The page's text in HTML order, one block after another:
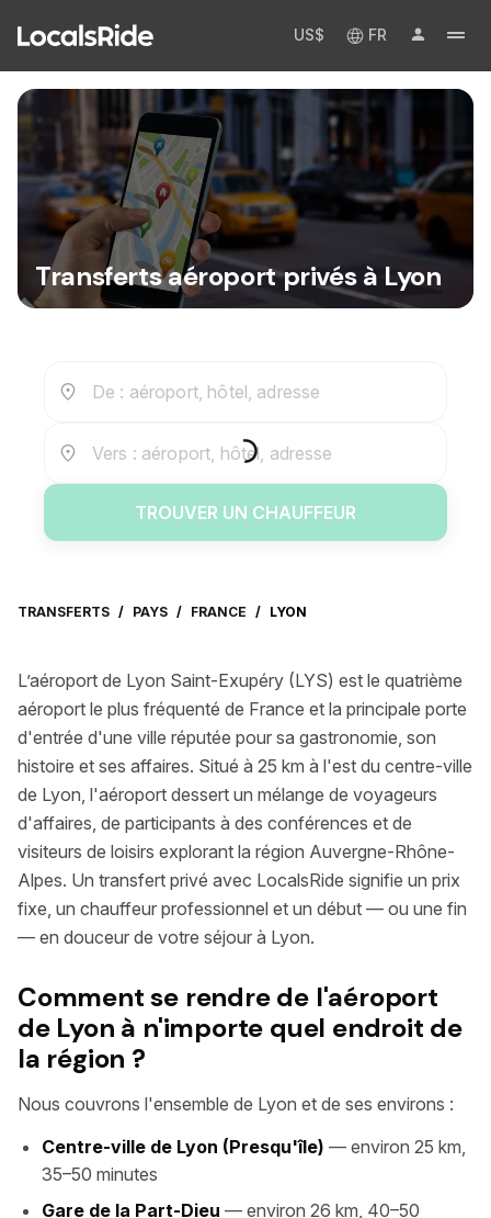
US$ FR
Transferts aéroport privés à Lyon
De : aéroport, hôtel, adresse
Vers : aéroport, hôtel, adresse
TROUVER UN CHAUFFEUR
TRANSFERTS / PAYS / FRANCE / LYON
L’aéroport de Lyon Saint-Exupéry (LYS) est le quatrième
aéroport le plus fréquenté de France et la principale porte
d'entrée d'une ville réputée pour sa gastronomie, son
histoire et ses affaires. Situé à 25 km à l'est du centre-ville
de Lyon, l'aéroport dessert un mélange de voyageurs
d'affaires, de participants à des conférences et de
visiteurs de loisirs explorant la région Auvergne-Rhône-
Alpes. Un transfert privé avec LocalsRide signifie un prix
fixe, un chauffeur professionnel et un début — ou une fin
— en douceur de votre séjour à Lyon.
Comment se rendre de l'aéroport
de Lyon à n'importe quel endroit de
la région ?
Nous couvrons l'ensemble de Lyon et de ses environs :
Centre-ville de Lyon (Presqu'île) — environ 25 km,
35–50 minutes
Gare de la Part-Dieu — environ 26 km, 40–50